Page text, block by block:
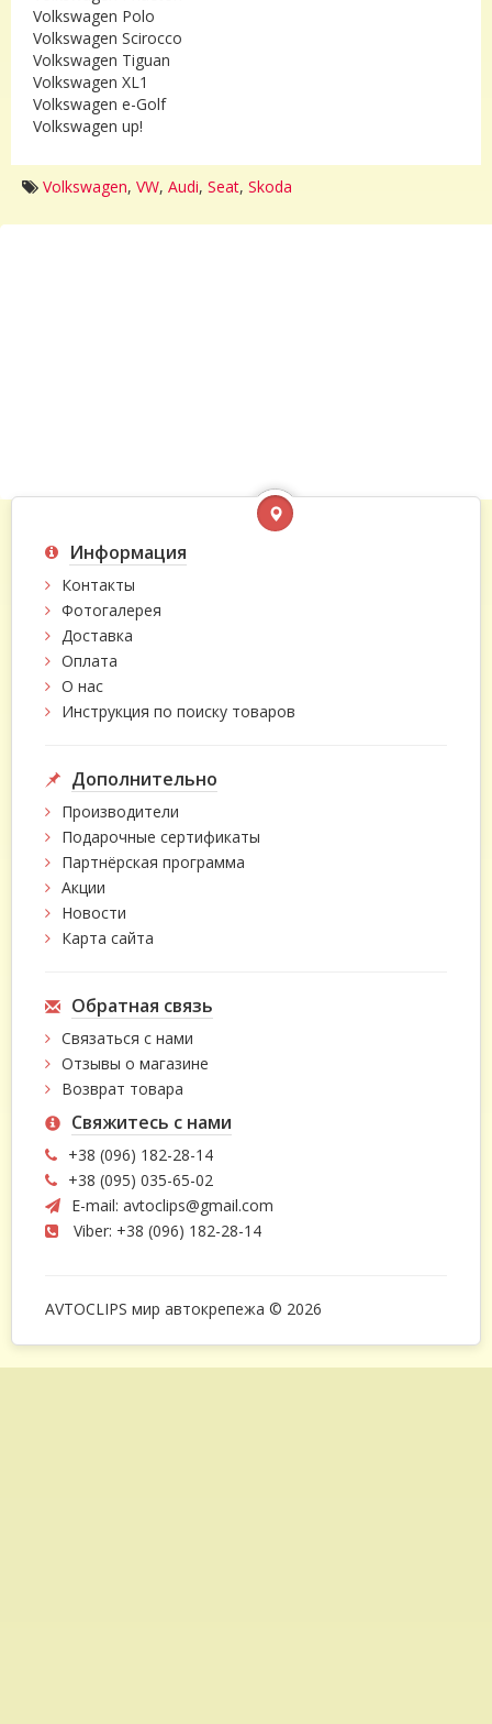
Volkswagen Polo
Volkswagen Scirocco
Volkswagen Tiguan
Volkswagen XL1
Volkswagen e-Golf
Volkswagen up!
Volkswagen, VW, Audi, Seat, Skoda
Информация
Контакты
Фотогалерея
Доставка
Оплата
О нас
Инструкция по поиску товаров
Дополнительно
Производители
Подарочные сертификаты
Партнёрская программа
Акции
Новости
Карта сайта
Обратная связь
Связаться с нами
Отзывы о магазине
Возврат товара
Свяжитесь с нами
+38 (096) 182-28-14
+38 (095) 035-65-02
E-mail: avtoclips@gmail.com
Viber: +38 (096) 182-28-14
AVTOCLIPS мир автокрепежа © 2026